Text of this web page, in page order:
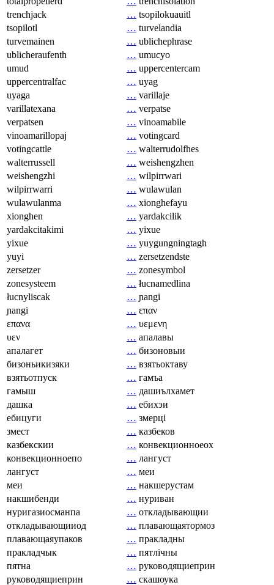
trenchjack
… tsopilokuauitl
tsopilotl
… turvelandia
turvemainen
… ublichephrase
ublicheraufenth
… umucyo
umud
… uppercentercam
uppercentralfac
… uyag
uyaga
… varillaje
varillatexana
… verpatse
verpatsen
… vinoamabile
vinoamarillopaj
… votingcard
votingcattle
… walterrudolfhes
walterrussell
… weishengzhen
weishengzhi
… wilpirrwari
wilpirrwarri
… wulawulan
wulawulanma
… xionghefayu
xionghen
… yardakcilik
yardakcitakimi
… yixue
yixue
… yuygungningtagh
yuyi
… zersetzendste
zersetzer
… zonesymbol
zonesysteem
… łucnamedlina
łucnyliscak
… ɲangi
ɲangi
… επαν
επανα
… υεμενη
υεν
… апалавы
апалагет
… бизоновыи
бизоньикизяки
… взятьоктаву
взятьотпуск
… гамъа
гамыш
… дашиълхамет
дашка
… ебихэи
ебицуги
… змерці
змест
… казбеков
казбекскии
… конвекционноеох
конвекционноепо
… лангуст
лангуст
… меи
меи
… накшерустам
накшибенди
… нуриван
нуригазиосманпа
… откладывающии
откладывающииод
… плавающаятормоз
плавающаяупаков
… пракладны
пракладчык
… пятлічны
пятна
… руководящиеприн
руководящиеприн
… скашоука